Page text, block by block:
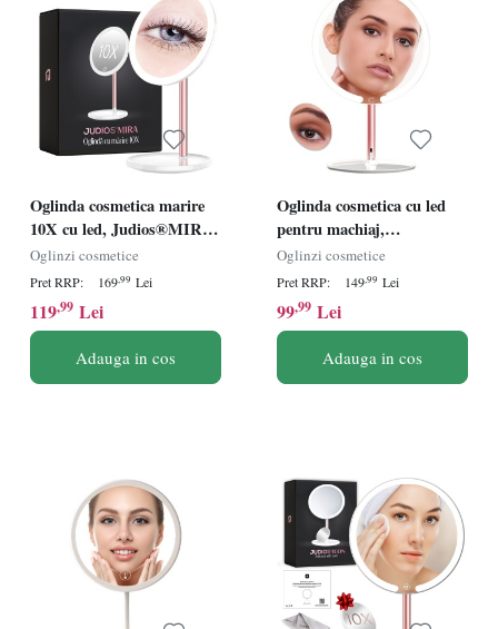
Oglinda cosmetica marire
10X cu led, Judios®MIRA,
30 LED-uri, 3 tipuri de
lumina, intensitate
reglabila, Touch Switch,
rotire 360º, oglinda lupa
magnificare 10X, 1200mAh,
Oglinzi cosmetice
Pret RRP: 169,99 Lei
119,99 Lei
Adauga in cos
Oglinda cosmetica cu led
pentru machiaj,
Judios®Echo, 40 LED-uri,
3 tipuri de lumina,
intensitate reglabila, Touch
Switch, rotire 90º, oglinda
makeup aditionala
magnificare 10X, 2000mAh,
Oglinzi cosmetice
Pret RRP: 149,99 Lei
99,99 Lei
Adauga in cos